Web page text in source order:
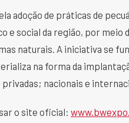
adoção de práticas de
social da região, por meio
naturais. A iniciativa se
na forma da
nacionais e
o site oficial: